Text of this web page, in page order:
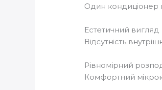
Один кондиціонер
Естетичний вигляд
Відсутність
Рівномірний
Комфортний